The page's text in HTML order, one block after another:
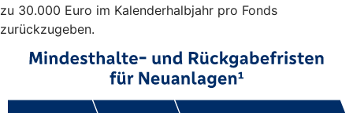
zu 30.000 Euro im Kalenderhalbjahr pro Fonds
zurückzugeben.